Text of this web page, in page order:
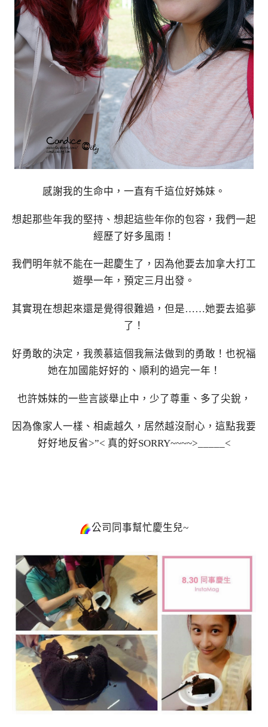
感謝我的生命中，一直有千這位好姊妹。
想起那些年我的堅持、想起這些年你的包容，我們一起
經歷了好多風雨！
我們明年就不能在一起慶生了，因為他要去加拿大打工
遊學一年，預定三月出發。
其實現在想起來還是覺得很難過，但是……她要去追夢
了！
好勇敢的決定，我羨慕這個我無法做到的勇敢！也祝福
她在加國能好好的、順利的過完一年！
也許姊妹的一些言談舉止中，少了尊重、多了尖銳，
因為像家人一樣、相處越久，居然越沒耐心，這點我要
好好地反省>”< 真的好SORRY~~~~>_____<
公司同事幫忙慶生兒~